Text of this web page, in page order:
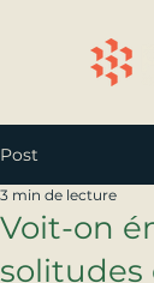
Post
Voit-on
solitudes
3 min de lecture